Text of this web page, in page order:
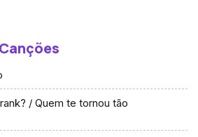
/ Quem te tornou tão